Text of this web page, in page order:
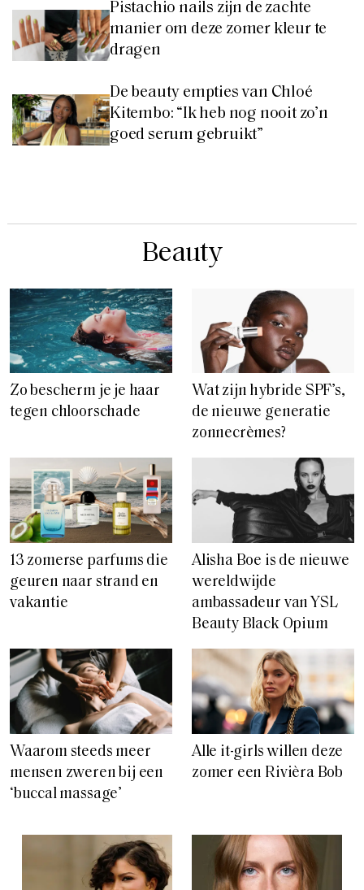
Pistachio nails zijn de zachte
manier om deze zomer kleur te
dragen
De beauty empties van Chloé
Kitembo: “Ik heb nog nooit zo’n
goed serum gebruikt”
Beauty
Zo bescherm je je haar
tegen chloorschade
Wat zijn hybride SPF’s,
de nieuwe generatie
zonnecrèmes?
13 zomerse parfums die
geuren naar strand en
vakantie
Alisha Boe is de nieuwe
wereldwijde
ambassadeur van YSL
Beauty Black Opium
Waarom steeds meer
mensen zweren bij een
‘buccal massage’
Alle it-girls willen deze
zomer een Rivièra Bob